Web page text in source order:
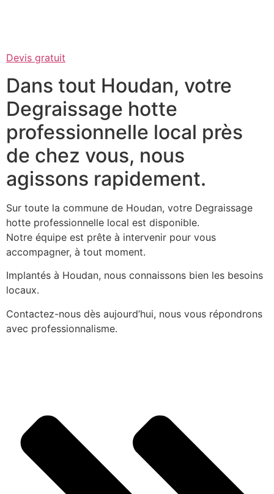
Devis gratuit
Dans tout Houdan, votre
Degraissage hotte
professionnelle local près
de chez vous, nous
agissons rapidement.
Sur toute la commune de Houdan, votre Degraissage
hotte professionnelle local est disponible.
Notre équipe est prête à intervenir pour vous
accompagner, à tout moment.
Implantés à Houdan, nous connaissons bien les besoins
locaux.
Contactez-nous dès aujourd’hui, nous vous répondrons
avec professionnalisme.